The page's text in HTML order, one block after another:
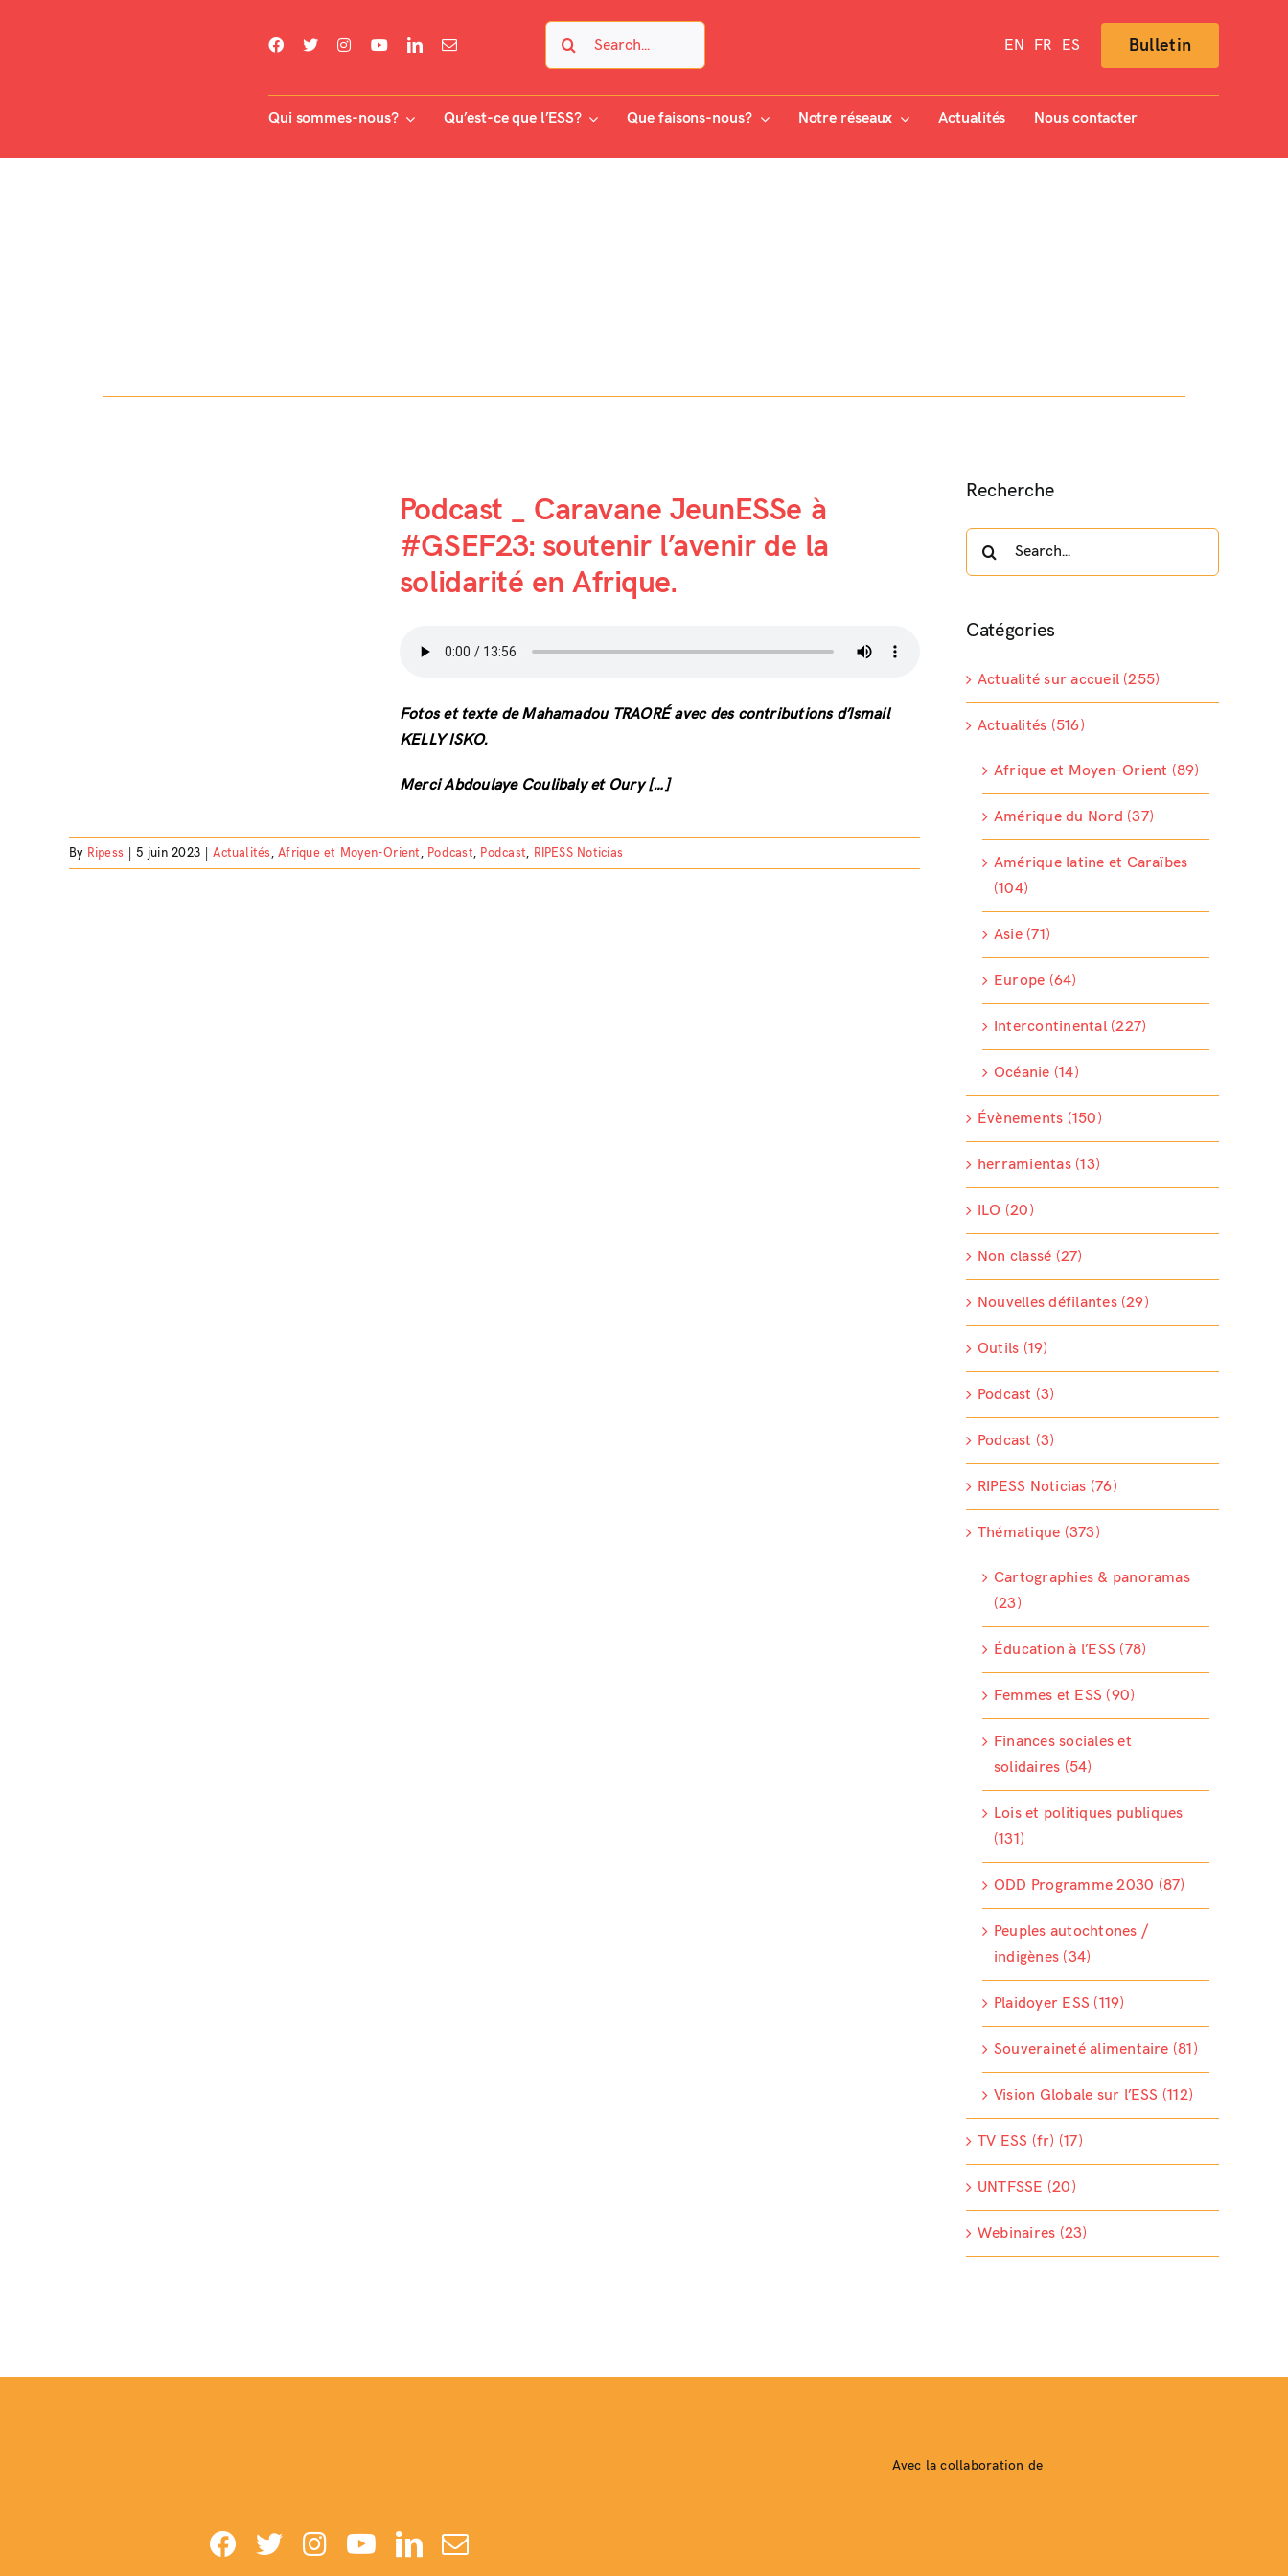
EN FR ES Bulletin
Qui sommes-nous? Qu’est-ce que l’ESS? Que faisons-nous? Notre réseaux Actualités Nous contacter
Podcast _ Caravane JeunESSe à
#GSEF23: soutenir l’avenir de la
solidarité en Afrique.
Fotos et texte de Mahamadou TRAORÉ avec des contributionsd’Ismail
KELLY ISKO.
Merci Abdoulaye Coulibaly et Oury […]
By Ripess | 5 juin 2023 | Actualités,Afrique et Moyen-Orient, Podcast, Podcast, RIPESS Noticias
Recherche
Catégories
Actualité sur accueil (255)
Actualités (516)
Afrique et Moyen-Orient (89)
Amérique du Nord (37)
Amérique latine et Caraïbes
(104)
Asie (71)
Europe (64)
Intercontinental (227)
Océanie (14)
Évènements (150)
herramientas (13)
ILO (20)
Non classé (27)
Nouvelles défilantes (29)
Outils (19)
Podcast (3)
Podcast (3)
RIPESS Noticias (76)
Thématique (373)
Cartographies & panoramas
(23)
Éducation à l’ESS (78)
Femmes et ESS (90)
Finances sociales et
solidaires (54)
Lois et politiques publiques
(131)
ODD Programme 2030 (87)
Peuples autochtones /
indigènes (34)
Plaidoyer ESS (119)
Souveraineté alimentaire (81)
Vision Globale sur l’ESS (112)
TV ESS (fr) (17)
UNTFSSE (20)
Webinaires (23)
Avec la collaboration de